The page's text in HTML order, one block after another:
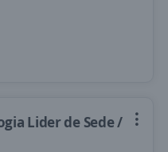
Lider de Sede /